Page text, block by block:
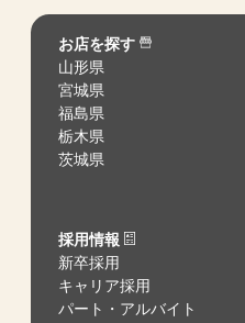
お店を探す
山形県
宮城県
福島県
栃木県
茨城県
採用情報
新卒採用
キャリア採用
パート・アルバイト